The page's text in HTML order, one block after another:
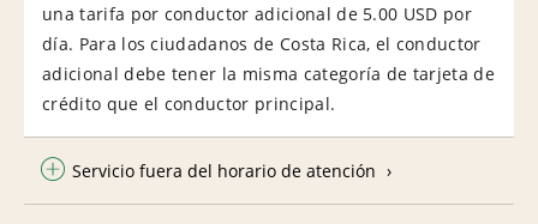
una tarifa por conductor adicional de 5.00 USD por
día. Para los ciudadanos de Costa Rica, el conductor
adicional debe tener la misma categoría de tarjeta de
crédito que el conductor principal.
Servicio fuera del horario de atención